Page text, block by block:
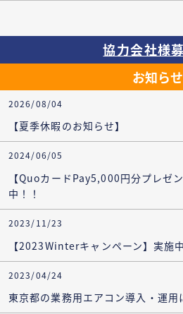
協力会社様
お知らせ
2026/08/04
【夏季休暇のお知らせ】
2024/06/05
【QuoカードPay5,000円分プレゼ
中！！
2023/11/23
【2023Winterキャンペーン】実施
2023/04/24
東京都の業務用エアコン導入・運